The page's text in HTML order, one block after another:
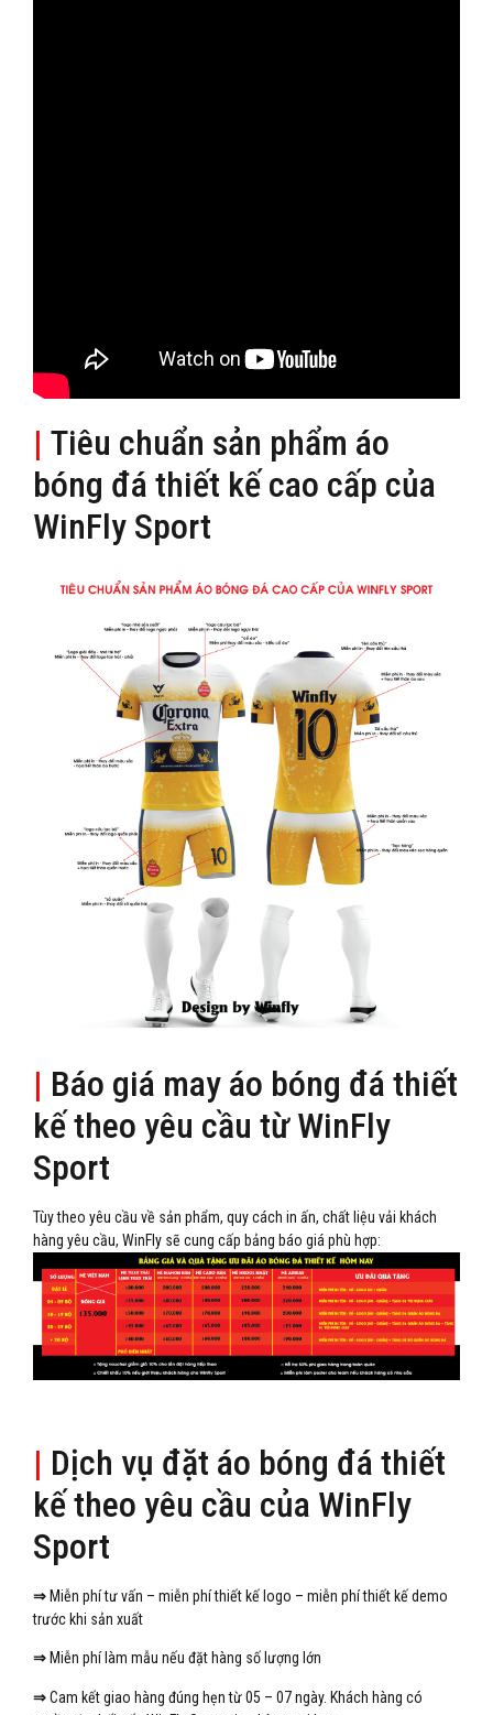
| Tiêu chuẩn sản phẩm áo
bóng đá thiết kế cao cấp của
WinFly Sport
| Báo giá may áo bóng đá thiết
kế theo yêu cầu từ WinFly
Sport
Tùy theo yêu cầu về sản phẩm, quy cách in ấn, chất liệu vải khách
hàng yêu cầu, WinFly sẽ cung cấp bảng báo giá phù hợp:
| Dịch vụ đặt áo bóng đá thiết
kế theo yêu cầu của WinFly
Sport
⇒ Miễn phí tư vấn – miễn phí thiết kế logo – miễn phí thiết kế demo
trước khi sản xuất
⇒ Miễn phí làm mẫu nếu đặt hàng số lượng lớn
⇒Cam kết giao hàng đúng hẹn từ 05 – 07 ngày. Khách hàng có